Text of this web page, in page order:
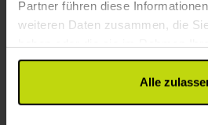
Partner führen diese
weiteren Daten zusammen, die
gesammelt haben.
Alle
Mehr